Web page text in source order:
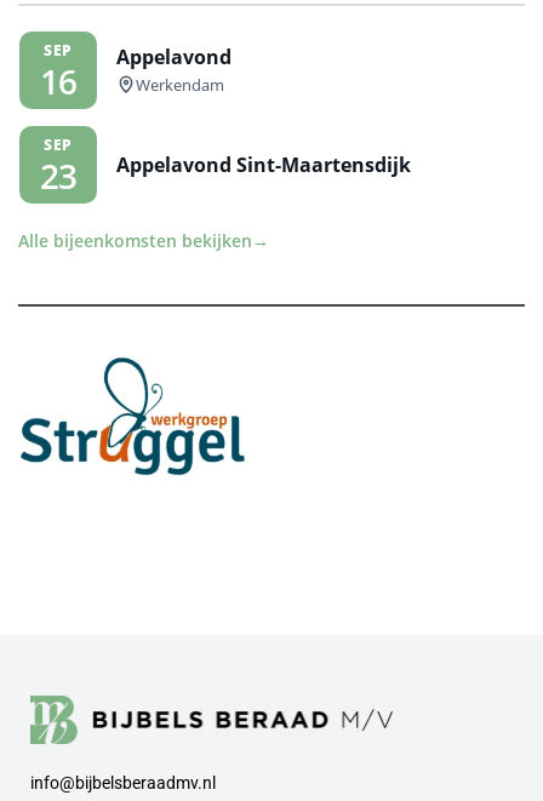
SEP
16
Appelavond
Werkendam
SEP
23 Appelavond Sint-Maartensdijk
Alle bijeenkomsten bekijken →
info@bijbelsberaadmv.nl